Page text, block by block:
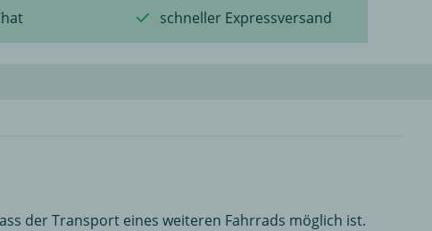
schneller Expressversand
der Transport eines weiteren Fahrrads möglich ist.